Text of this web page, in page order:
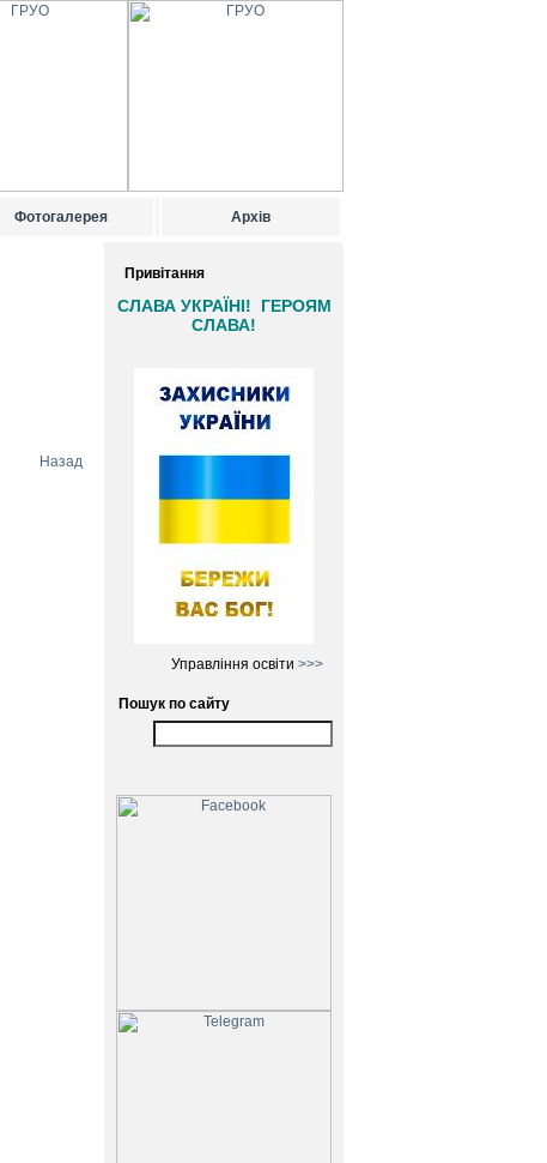
Фотогалерея Архів
Назад
Привітання
СЛАВА УКРАЇНІ! ГЕРОЯМ
СЛАВА!
Управління освіти >>>
Пошук по сайту